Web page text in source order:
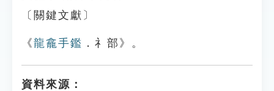
〔關鍵文獻〕
《龍龕手鑑 ．礻部》。
資料來源：